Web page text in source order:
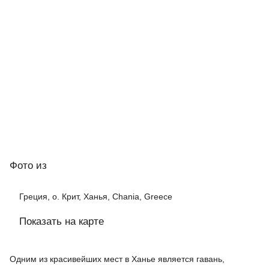
Фото из
Греция, о. Крит, Ханья, Chania, Greece
Показать на карте
Одним из красивейших мест в Ханье является гавань,